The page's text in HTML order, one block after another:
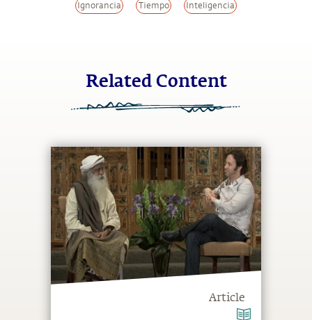
Ignorancia Tiempo Inteligencia
Related Content
Article